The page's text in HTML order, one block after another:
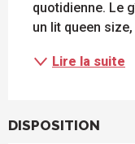
quotidienne. Le
un lit queen
Lire la suite
DISPOSITION